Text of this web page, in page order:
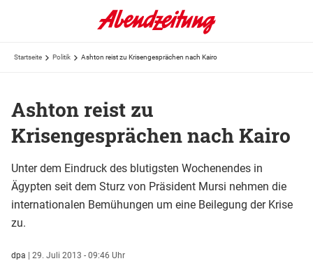
Startseite Politik Ashton reist zu Krisengesprächen nach Kairo
Ashton reist zu
Krisengesprächen nach Kairo
Unter dem Eindruck des blutigsten Wochenendes in
Ägypten seit dem Sturz von Präsident Mursi nehmen die
internationalen Bemühungen um eine Beilegung der Krise
zu.
dpa | 29. Juli 2013 - 09:46 Uhr